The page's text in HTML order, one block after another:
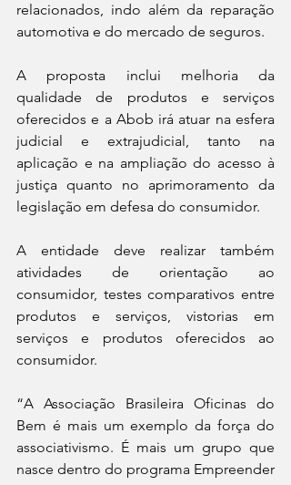
relacionados, indo além da reparação
automotiva e do mercado de seguros.
A proposta inclui melhoria da
qualidade de produtos e serviços
oferecidos e a Abob irá atuar na esfera
judicial e extrajudicial, tanto na
aplicação e na ampliação do acesso à
justiça quanto no aprimoramento da
legislação em defesa do consumidor.
A entidade deve realizar também
atividades de orientação ao
consumidor, testes comparativos entre
produtos e serviços, vistorias em
serviços e produtos oferecidos ao
consumidor.
“A Associação Brasileira Oficinas do
Bem é mais um exemplo da força do
associativismo. É mais um grupo que
nasce dentro do programa Empreender